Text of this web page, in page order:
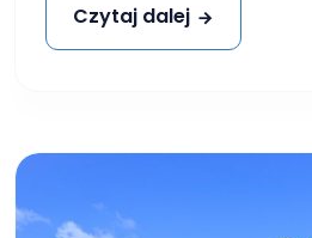
Czytaj dalej